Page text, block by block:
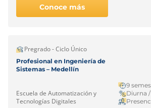
Conoce más
Pregrado - Ciclo Único
Profesional en Ingeniería de
Sistemas – Medellín
Escuela de Automatización y
Tecnologías Digitales
9
Diurna